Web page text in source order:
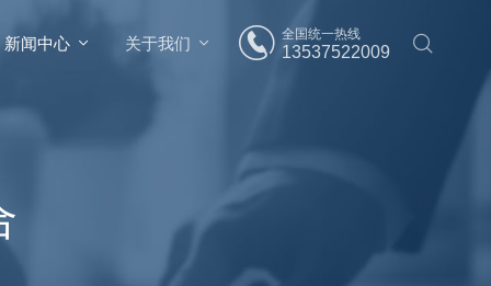
新闻中心 关于我们
全国统一热线
13537522009